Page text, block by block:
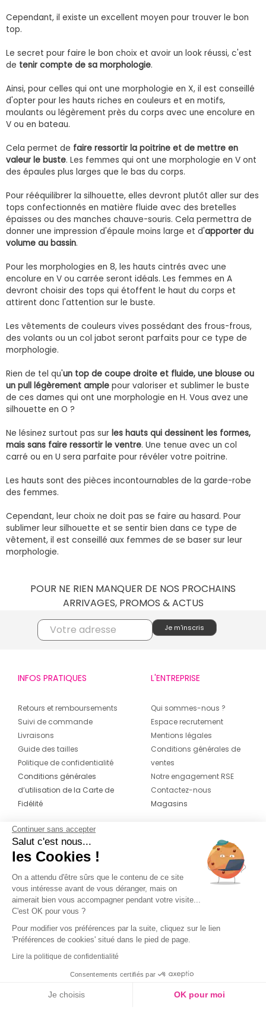
Cependant, il existe un excellent moyen pour trouver le bon
top.
Le secret pour faire le bon choix et avoir un look réussi, c'est
de tenir compte de sa morphologie.
Ainsi, pour celles qui ont une morphologie en X, il est conseillé
d'opter pour les hauts riches en couleurs et en motifs,
moulants ou légèrement près du corps avec une encolure en
V ou en bateau.
Cela permet de faire ressortir la poitrine et de mettre en
valeur le buste. Les femmes qui ont une morphologie en V ont
des épaules plus larges que le bas du corps.
Pour rééquilibrer la silhouette, elles devront plutôt aller sur des
tops confectionnés en matière fluide avec des bretelles
épaisses ou des manches chauve-souris. Cela permettra de
donner une impression d'épaule moins large et d'apporter du
volume au bassin.
Pour les morphologies en 8, les hauts cintrés avec une
encolure en V ou carrée seront idéals. Les femmes en A
devront choisir des tops qui étoffent le haut du corps et
attirent donc l'attention sur le buste.
Les vêtements de couleurs vives possédant des frous-frous,
des volants ou un col jabot seront parfaits pour ce type de
morphologie.
Rien de tel qu'un top de coupe droite et fluide, une blouse ou
un pull légèrement ample pour valoriser et sublimer le buste
de ces dames qui ont une morphologie en H. Vous avez une
silhouette en O ?
Ne lésinez surtout pas sur les hauts qui dessinent les formes,
mais sans faire ressortir le ventre. Une tenue avec un col
carré ou en U sera parfaite pour révéler votre poitrine.
Les hauts sont des pièces incontournables de la garde-robe
des femmes.
Cependant, leur choix ne doit pas se faire au hasard. Pour
sublimer leur silhouette et se sentir bien dans ce type de
vêtement, il est conseillé aux femmes de se baser sur leur
morphologie.
POUR NE RIEN MANQUER DE NOS PROCHAINS
ARRIVAGES, PROMOS & ACTUS
INFOS PRATIQUES
Retours et remboursements
Suivi de commande
Livraisons
Guide des tailles
Politique de confidentialité
Conditions générales
d’utilisation de la Carte de
Fidélité
L'ENTREPRISE
Qui sommes-nous ?
Espace recrutement
Mentions légales
Conditions générales de
ventes
Notre engagement RSE
Contactez-nous
Magasins
CONTACT
04 42 20 78 42
Du lundi au jeudi de 8h30 à 16h30 & le
vendredi de 8h30 à 15h30
Continuer sans accepter
Salut c'est nous...
les Cookies !
On a attendu d'être sûrs que le contenu de ce site
vous intéresse avant de vous déranger, mais on
aimerait bien vous accompagner pendant votre visite...
C'est OK pour vous ?
Pour modifier vos préférences par la suite, cliquez sur le lien
'Préférences de cookies' situé dans le pied de page.
Lire la politique de confidentialité
Consentements certifiés par
Je choisis OK pour moi